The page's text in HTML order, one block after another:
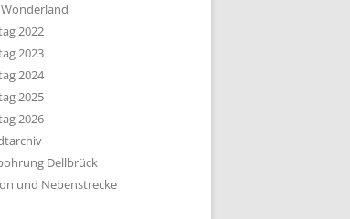
2022
2023
2024
2025
2026
Dellbrück
und Nebenstrecke